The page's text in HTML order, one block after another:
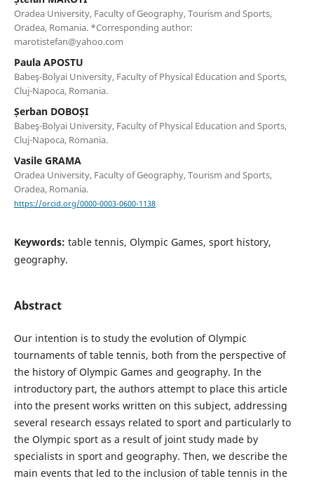
Oradea University, Faculty of Geography, Tourism and Sports,
Oradea, Romania. *Corresponding author:
marotistefan@yahoo.com
Paula APOSTU
Babeş-Bolyai University, Faculty of Physical Education and Sports,
Cluj-Napoca, Romania.
Șerban DOBOȘI
Babeş-Bolyai University, Faculty of Physical Education and Sports,
Cluj-Napoca, Romania.
Vasile GRAMA
Oradea University, Faculty of Geography, Tourism and Sports,
Oradea, Romania.
https://orcid.org/0000-0003-0600-1138
Keywords: table tennis, Olympic Games, sport history,
geography.
Abstract
Our intention is to study the evolution of Olympic
tournaments of table tennis, both from the perspective of
the history of Olympic Games and geography. In the
introductory part, the authors attempt to place this article
into the present works written on this subject, addressing
several research essays related to sport and particularly to
the Olympic sport as a result of joint study made by
specialists in sport and geography. Then, we describe the
main events that led to the inclusion of table tennis in the